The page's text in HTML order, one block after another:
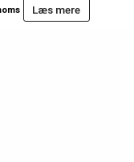
Læs mere